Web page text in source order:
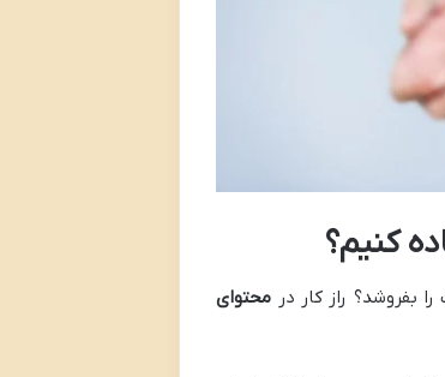
کنیم؟
بفروشد؟ راز کار در محتوای